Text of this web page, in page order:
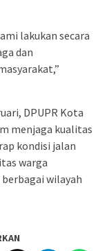
lakukan secara
dan
DPUPR Kota
menjaga kualitas
kondisi jalan
warga
wilayah